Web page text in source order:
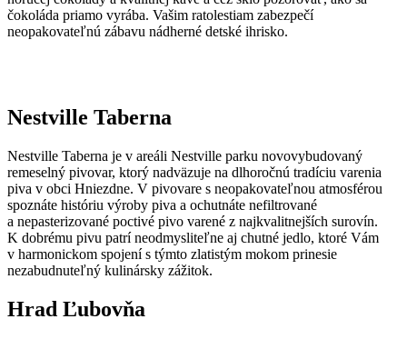
čokoláda priamo vyrába. Vašim ratolestiam zabezpečí
neopakovateľnú zábavu nádherné detské ihrisko.
Nestville Taberna
Nestville Taberna je v areáli Nestville parku novovybudovaný
remeselný pivovar, ktorý nadväzuje na dlhoročnú tradíciu varenia
piva v obci Hniezdne. V pivovare s neopakovateľnou atmosférou
spoznáte históriu výroby piva a ochutnáte nefiltrované
a nepasterizované poctivé pivo varené z najkvalitnejších surovín.
K dobrému pivu patrí neodmysliteľne aj chutné jedlo, ktoré Vám
v harmonickom spojení s týmto zlatistým mokom prinesie
nezabudnuteľný kulinársky zážitok.
Hrad Ľubovňa